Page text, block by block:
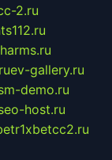
2.ru
ev-gallery.ru
demo.ru
host.ru